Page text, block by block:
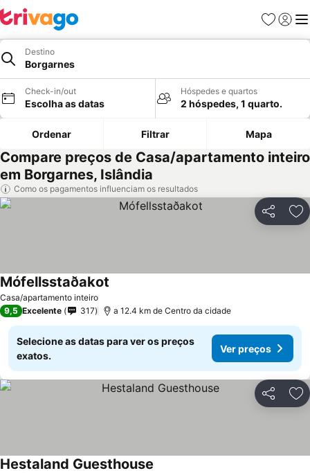
Favoritos
Iniciar
Destino
Borgarnes
Check-in/out
Escolha as datas
Hóspedes e quartos
2 hóspedes, 1 quarto.
Ordenar Filtrar Mapa
Compare preços de Casa/apartamento inteiro
em Borgarnes, Islândia
Como os pagamentos influenciam os resultados
Partilhar
Casa/apartamento inteiro
Mófellsstaðakot
9,5 Excelente 317 a 12.4 km de Centro da cidade
Selecione as datas para ver os preços
exatos.
Ver preços
Partilhar
Hestaland Guesthouse